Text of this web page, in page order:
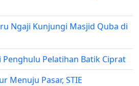
Ngaji Kunjungi Masjid Quba di
Pelatihan Batik Ciprat
Menuju Pasar, STIE